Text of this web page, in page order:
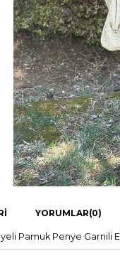
YORUMLAR(0)
Pamuk Penye Garnili